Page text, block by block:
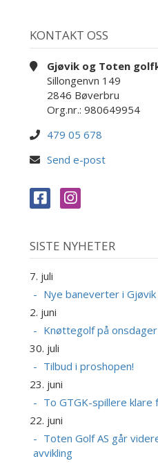
KONTAKT OSS
Gjøvik og Toten
Sillongenvn 149
2846 Bøverbru
Org.nr.: 980649954
479 05 678
Send e-post
SISTE NYHETER
7. juli
Nye baneverter i
2. juni
Knøttegolf på
30. juli
Tilbud i proshopen!
23. juni
To GTGK-spillere
22. juni
Toten Golf AS går
avvikling